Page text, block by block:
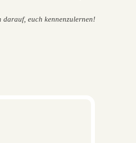
darauf, euch kennenzulernen!